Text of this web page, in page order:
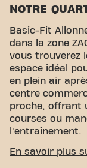
NOTRE
Basic-Fit
dans la zone
vous trouverez
espace idéal
en plein air
centre
proche, offrant
courses ou
l'entraînement.
En savoir plus